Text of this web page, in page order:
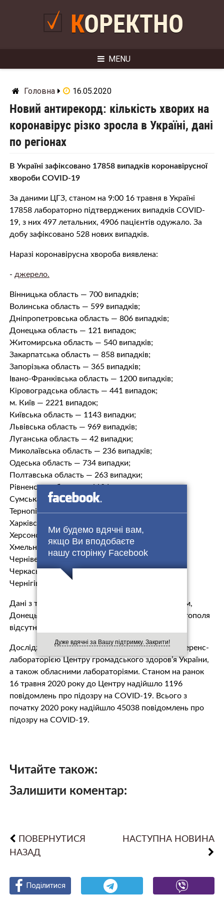
Ми будемо вдячні вам,
якщо Ви вподобаєте
нашу сторінку Facebook
Дуже вдячні за Вашу підтримку. Закрити!
КОРЕКТНО
MENU
Головна 16.05.2020
Новий антирекорд: кількість хворих на
коронавірус різко зросла в Україні, дані
по регіонах
В Україні зафіксовано 17858 випадків коронавірусної
хвороби COVID-19
За даними ЦГЗ, станом на 9:00 16 травня в Україні
17858 лабораторно підтверджених випадків COVID-
19, з них 497 летальних, 4906 пацієнтів одужало. За
добу зафіксовано 528 нових випадків.
Наразі коронавірусна хвороба виявлена:
- джерело.
Вінницька область — 700 випадків;
Волинська область — 599 випадків;
Дніпропетровська область — 806 випадків;
Донецька область — 121 випадок;
Житомирська область — 540 випадків;
Закарпатська область — 858 випадків;
Запорізька область — 365 випадків;
Івано-Франківська область — 1200 випадків;
Кіровоградська область — 441 випадок;
м. Київ — 2221 випадок;
Київська область — 1143 випадки;
Львівська область — 969 випадків;
Луганська область — 42 випадки;
Миколаївська область — 236 випадків;
Одеська область — 734 випадки;
Полтавська область — 263 випадки;
Рівненська область — 1104 випадки;
Сумська область — 161 випадок;
Тернопільська область — 1065 випадків;
Харківська область — 773 випадки;
Херсонська область — 167 випадків;
Хмельницька область — 235 випадків;
Чернівецька область — 2647 випадків;
Черкаська область — 363 випадки;
Чернігівська область — 105 випадків.
Дані з тимчасово окупованих територій АР Крим,
Донецької, Луганської областей та міста Севастополя
відсутні.
Дослідження проводилися вірусологічною референс-
лабораторією Центру громадського здоров’я України,
а також обласними лабораторіями. Станом на ранок
16 травня 2020 року до Центру надійшло 1196
повідомлень про підозру на COVID-19. Всього з
початку 2020 року надійшло 45038 повідомлень про
підозру на COVID-19.
Читайте також:
Залишити коментар:
ПОВЕРНУТИСЯ
НАЗАД
НАСТУПНА НОВИНА
Поділитися